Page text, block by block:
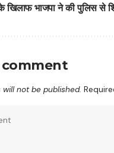
खिलाफ भाजपा ने की पुलिस से
comment
will not be published.